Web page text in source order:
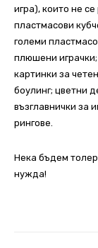
игра), които не
пластмасови
големи
плюшени
картинки за
боулинг; цветни
възглавнички за
рингове.
Нека бъдем
нужда!